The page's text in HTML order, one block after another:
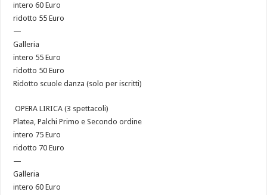
intero 60 Euro
ridotto 55 Euro
—
Galleria
intero 55 Euro
ridotto 50 Euro
Ridotto scuole danza (solo per iscritti)
OPERA LIRICA (3 spettacoli)
Platea, Palchi Primo e Secondo ordine
intero 75 Euro
ridotto 70 Euro
—
Galleria
intero 60 Euro